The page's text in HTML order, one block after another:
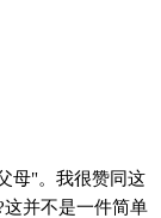
母"。我很赞同这
并不是一件简单